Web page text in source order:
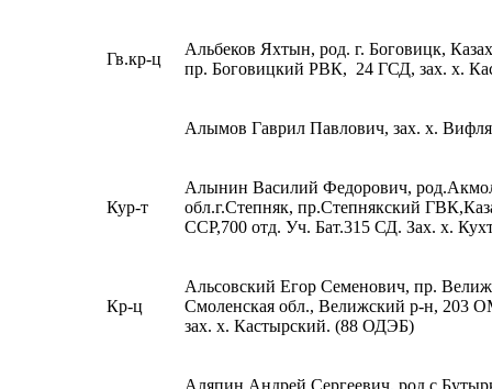
Гв.кр-ц
Альбеков Яхтын, род. г. Боговицк,
пр. Боговицкий РВК, 24 ГСД, зах. х.
Алымов Гаврил Павлович, зах. х.
Кур-т
Алынин Василий Федорович,
обл.г.Степняк, пр.Степнякский
ССР,700 отд. Уч. Бат.315 СД. Зах. х.
Кр-ц
Альсовский Егор Семенович, пр.
Смоленская обл., Велижский р-н,
зах. х. Кастырский. (88 ОДЭБ)
Аляпин Андрей Сергеевич,